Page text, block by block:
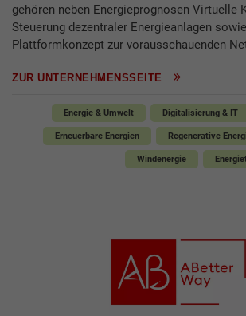
gehören neben Energieprognosen Virtuelle
Steuerung dezentraler Energieanlagen
Plattformkonzept zur vorausschauenden
ZUR UNTERNEHMENSSEITE
Energie & Umwelt Digitalisierung & IT
Erneuerbare Energien Regenerative
Windenergie